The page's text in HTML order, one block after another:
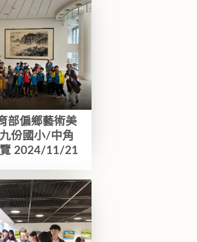
部偏鄉藝術美
份國小/中角
2024/11/21